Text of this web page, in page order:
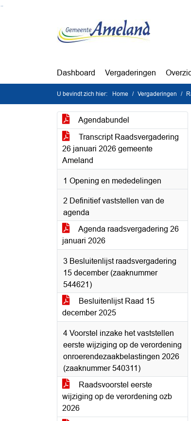
Dashboard Vergaderingen
U bevindt zich hier: Home Vergaderingen
Agendabundel
Transcript Raadsvergadering
26 januari 2026 gemeente
Ameland
1 Opening en mededelingen
2 Definitief vaststellen van de
agenda
Agenda raadsvergadering 26
januari 2026
3 Besluitenlijst raadsvergadering
15 december (zaaknummer
544621)
Besluitenlijst Raad 15
december 2025
4 Voorstel inzake het vaststellen
eerste wijziging op de verordening
onroerendezaakbelastingen 2026
(zaaknummer 540311)
Raadsvoorstel eerste
wijziging op de verordening ozb
2026